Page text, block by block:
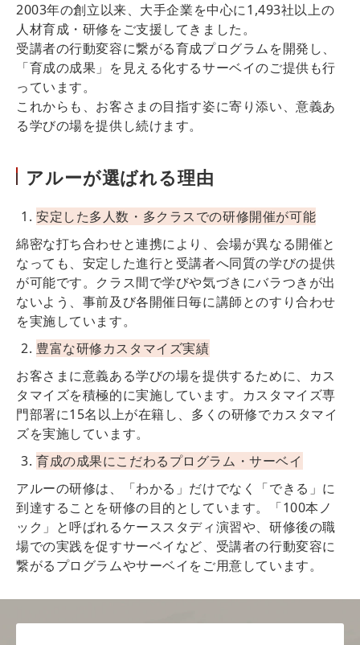
2003年の創立以来、大手企業を中心に1,493社以上の
人材育成・研修をご支援してきました。
受講者の行動変容に繋がる育成プログラムを開発し、
「育成の成果」を見える化するサーベイのご提供も行
っています。
これからも、お客さまの目指す姿に寄り添い、意義あ
る学びの場を提供し続けます。
アルーが選ばれる理由
安定した多人数・多クラスでの研修開催が可能
綿密な打ち合わせと連携により、会場が異なる開催と
なっても、安定した進行と受講者へ同質の学びの提供
が可能です。クラス間で学びや気づきにバラつきが出
ないよう、事前及び各開催日毎に講師とのすり合わせ
を実施しています。
豊富な研修カスタマイズ実績
お客さまに意義ある学びの場を提供するために、カス
タマイズを積極的に実施しています。カスタマイズ専
門部署に15名以上が在籍し、多くの研修でカスタマイ
ズを実施しています。
育成の成果にこだわるプログラム・サーベイ
アルーの研修は、「わかる」だけでなく「できる」に
到達することを研修の目的としています。「100本ノ
ック」と呼ばれるケーススタディ演習や、研修後の職
場での実践を促すサーベイなど、受講者の行動変容に
繋がるプログラムやサーベイをご用意しています。